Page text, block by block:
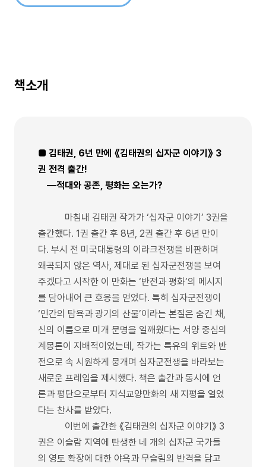
책소개
■ 김태권, 6년 만에 《김태권의 십자군 이야기》 3
권 전격 출간!
―적대와 공존, 평화는 오는가?
마침내 김태권 작가가 ‘십자군 이야기’ 3권을
출간했다. 1권 출간 후 8년, 2권 출간 후 6년 만이
다. 부시 전 미국대통령의 이라크전쟁을 비판하며
왜곡되지 않은 역사, 제대로 된 십자군전쟁을 보여
주겠다고 시작한 이 만화는 ‘반전과 평화’의 메시지
를 담아내어 큰 호응을 얻었다. 특히 십자군전쟁이
‘인간의 탐욕과 광기의 산물’이라는 본질은 숨긴 채,
신의 이름으로 미개 문명을 일깨웠다는 서양 중심의
계몽론이 지배적이었는데, 작가는 특유의 위트와 반
전으로 속 시원하게 뭉개며 십자군전쟁을 바라보는
새로운 프레임을 제시했다. 책은 출간과 동시에 언
론과 평단으로부터 지식교양만화의 새 지평을 열었
다는 찬사를 받았다.
이번에 출간한 《김태권의 십자군 이야기》 3
권은 이슬람 지역에 탄생한 네 개의 십자군 국가들
의 영토 확장에 대한 야욕과 무슬림의 반격을 담고